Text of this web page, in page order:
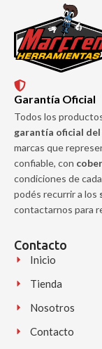
Garantía Oficial
Todos los
garantía oficial
marcas que
confiable, con
condiciones de
podés recurrir a los
contactarnos para
Contacto
Inicio
Tienda
Nosotros
Contacto